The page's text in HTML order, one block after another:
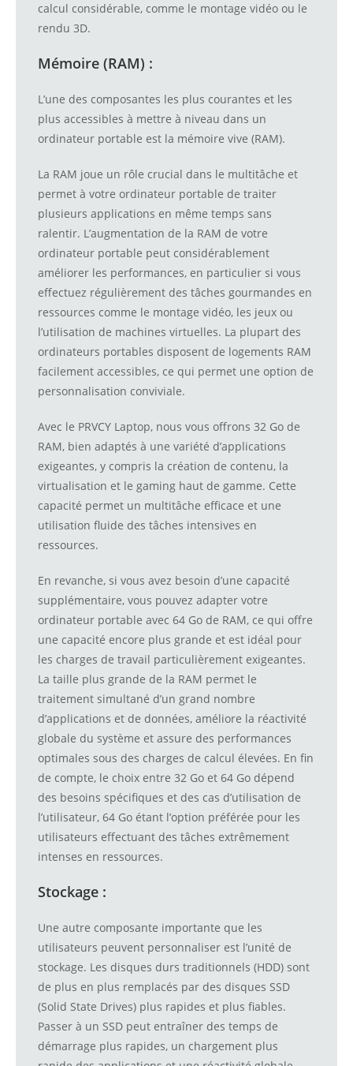
calcul considérable, comme le montage vidéo ou le
rendu 3D.
Mémoire (RAM) :
L’une des composantes les plus courantes et les
plus accessibles à mettre à niveau dans un
ordinateur portable est la mémoire vive (RAM).
La RAM joue un rôle crucial dans le multitâche et
permet à votre ordinateur portable de traiter
plusieurs applications en même temps sans
ralentir. L’augmentation de la RAM de votre
ordinateur portable peut considérablement
améliorer les performances, en particulier si vous
effectuez régulièrement des tâches gourmandes en
ressources comme le montage vidéo, les jeux ou
l’utilisation de machines virtuelles. La plupart des
ordinateurs portables disposent de logements RAM
facilement accessibles, ce qui permet une option de
personnalisation conviviale.
Avec le PRVCY Laptop, nous vous offrons 32 Go de
RAM, bien adaptés à une variété d’applications
exigeantes, y compris la création de contenu, la
virtualisation et le gaming haut de gamme. Cette
capacité permet un multitâche efficace et une
utilisation fluide des tâches intensives en
ressources.
En revanche, si vous avez besoin d’une capacité
supplémentaire, vous pouvez adapter votre
ordinateur portable avec 64 Go de RAM, ce qui offre
une capacité encore plus grande et est idéal pour
les charges de travail particulièrement exigeantes.
La taille plus grande de la RAM permet le
traitement simultané d’un grand nombre
d’applications et de données, améliore la réactivité
globale du système et assure des performances
optimales sous des charges de calcul élevées. En fin
de compte, le choix entre 32 Go et 64 Go dépend
des besoins spécifiques et des cas d’utilisation de
l’utilisateur, 64 Go étant l’option préférée pour les
utilisateurs effectuant des tâches extrêmement
intenses en ressources.
Stockage :
Une autre composante importante que les
utilisateurs peuvent personnaliser est l’unité de
stockage. Les disques durs traditionnels (HDD) sont
de plus en plus remplacés par des disques SSD
(Solid State Drives) plus rapides et plus fiables.
Passer à un SSD peut entraîner des temps de
démarrage plus rapides, un chargement plus